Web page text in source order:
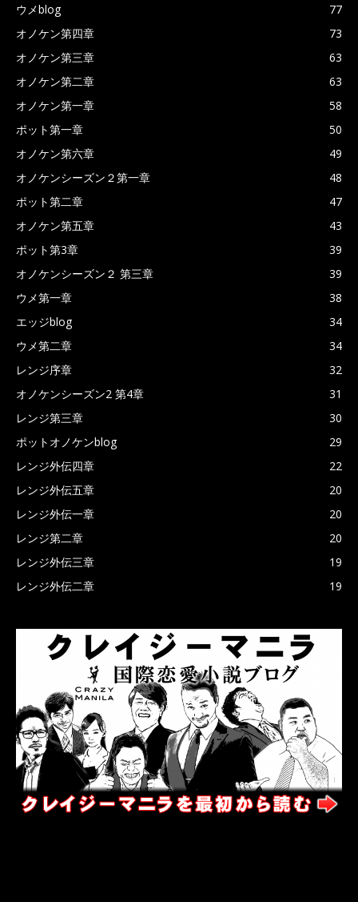
ウメblog
77
オノケン第四章
73
オノケン第三章
63
オノケン第二章
63
オノケン第一章
58
ポット第一章
50
オノケン第六章
49
オノケンシーズン２第一章
48
ポット第二章
47
オノケン第五章
43
ポット第3章
39
オノケンシーズン２ 第三章
39
ウメ第一章
38
エッジblog
34
ウメ第二章
34
レンジ序章
32
オノケンシーズン2 第4章
31
レンジ第三章
30
ポットオノケンblog
29
レンジ外伝四章
22
レンジ外伝五章
20
レンジ外伝一章
20
レンジ第二章
20
レンジ外伝三章
19
レンジ外伝二章
19